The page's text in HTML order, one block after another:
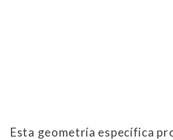
Esta geometría específica